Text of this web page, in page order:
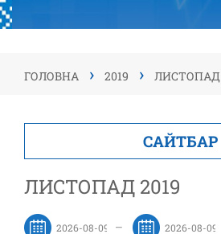
ГОЛОВНА › 2019 › ЛИСТОПАД
САЙТБАР
ЛИСТОПАД 2019
—